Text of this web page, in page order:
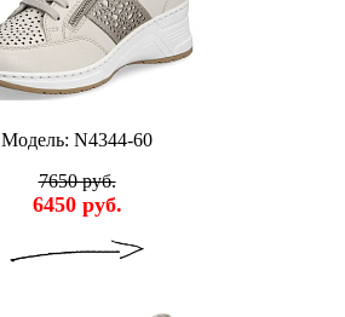
Модель: N4344-60
7650 руб.
6450 руб.